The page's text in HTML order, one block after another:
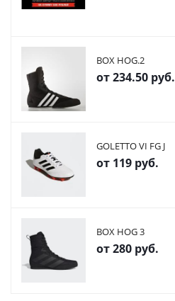
BOX HOG.2
от234.50 руб.
GOLETTO VI FG J
от 119 руб.
BOX HOG 3
от280 руб.